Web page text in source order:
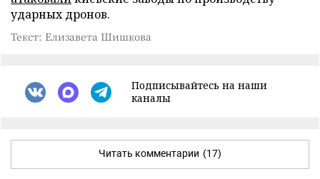
ударных дронов.
Текст: Елизавета Шишкова
Подписывайтесь на наши
каналы
Читать комментарии (17)